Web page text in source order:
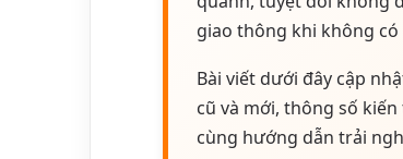
giao thông khi không
Bài viết dưới đây cập
cũ và mới, thông số
cùng hướng dẫn trải